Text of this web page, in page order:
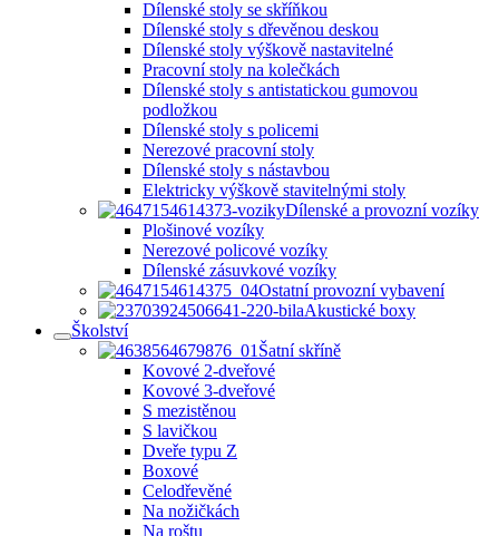
Dílenské stoly se skříňkou
Dílenské stoly s dřevěnou deskou
Dílenské stoly výškově nastavitelné
Pracovní stoly na kolečkách
Dílenské stoly s antistatickou gumovou
podložkou
Dílenské stoly s policemi
Nerezové pracovní stoly
Dílenské stoly s nástavbou
Elektricky výškově stavitelnými stoly
Dílenské a provozní vozíky
Plošinové vozíky
Nerezové policové vozíky
Dílenské zásuvkové vozíky
Ostatní provozní vybavení
Akustické boxy
Školství
Šatní skříně
Kovové 2-dveřové
Kovové 3-dveřové
S mezistěnou
S lavičkou
Dveře typu Z
Boxové
Celodřevěné
Na nožičkách
Na roštu